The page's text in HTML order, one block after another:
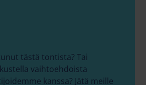
tästä tontista? Tai
vaihtoehdoista
kanssa? Jätä meille